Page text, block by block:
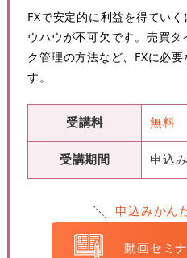
FXで安定的に利益を得てい
ウハウが不可欠です。売買タ
ク管理の方法など、FXに必
す。
受講料 無料
受講期間 申込
申込みかん
動画セミ